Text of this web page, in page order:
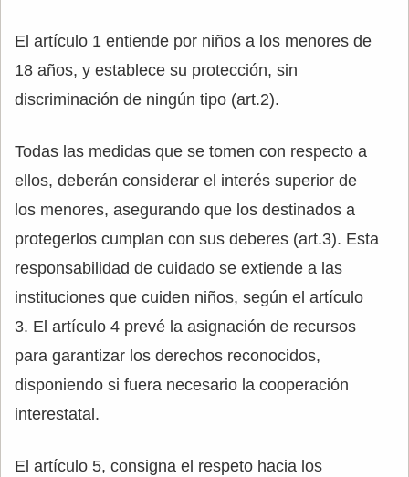
El artículo 1 entiende por niños a los menores de
18 años, y establece su protección, sin
discriminación de ningún tipo (art.2).
Todas las medidas que se tomen con respecto a
ellos, deberán considerar el interés superior de
los menores, asegurando que los destinados a
protegerlos cumplan con sus deberes (art.3). Esta
responsabilidad de cuidado se extiende a las
instituciones que cuiden niños, según el artículo
3. El artículo 4 prevé la asignación de recursos
para garantizar los derechos reconocidos,
disponiendo si fuera necesario la cooperación
interestatal.
El artículo 5, consigna el respeto hacia los